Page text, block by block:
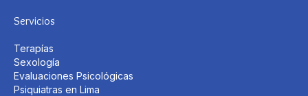
Servicios
Terapías
Sexología
Evaluaciones Psicológicas
Psiquiatras en Lima